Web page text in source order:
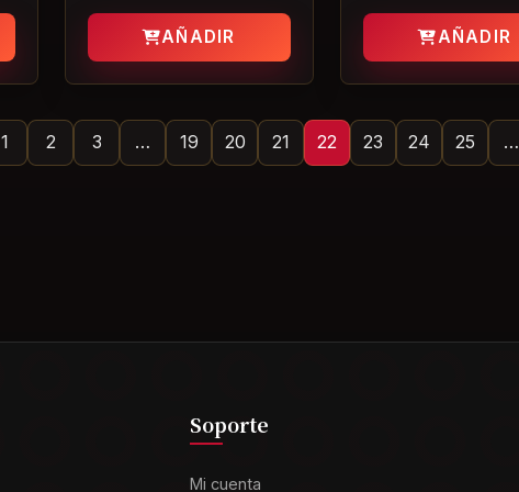
AÑADIR AÑADIR
1 2 3 … 19 20 21 22 23 24 25 …
Soporte
Mi cuenta